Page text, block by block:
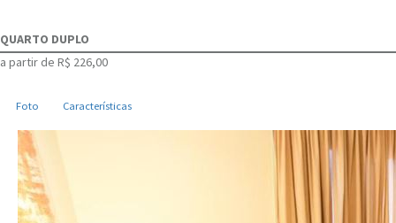
QUARTO DUPLO
a partir de R$ 226,00
Foto Características